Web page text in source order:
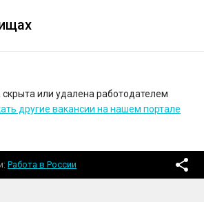
или удалена работодателем
другие вакансии на нашем портале
Работа в России